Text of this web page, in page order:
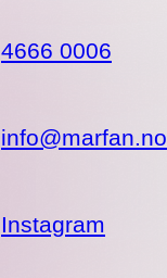
4666 0006
info@marfan.no
Instagram